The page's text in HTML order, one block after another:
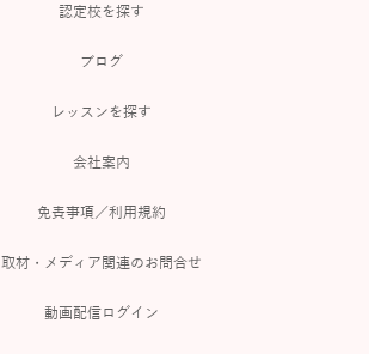
認定校を探す
ブログ
レッスンを探す
会社案内
免責事項／利用規約
取材・メディア関連のお問合せ
動画配信ログイン